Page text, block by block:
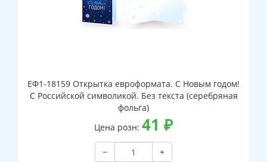
ЕФ1-18159 Открытка евроформата. С Новым годом!
С Российской символикой. Без текста (серебряная
фольга)
Цена розн: 41 ₽
−
+